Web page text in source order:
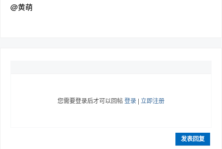
@黄萌
您需要登录后才可以回帖登录 | 立即注册
发表回复